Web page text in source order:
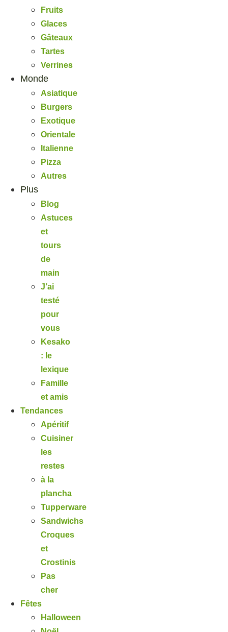
Fruits
Glaces
Gâteaux
Tartes
Verrines
Monde
Asiatique
Burgers
Exotique
Orientale
Italienne
Pizza
Autres
Plus
Blog
Astuces
et
tours
de
main
J’ai
testé
pour
vous
Kesako
: le
lexique
Famille
et amis
Tendances
Apéritif
Cuisiner
les
restes
à la
plancha
Tupperware
Sandwichs
Croques
et
Crostinis
Pas
cher
Fêtes
Halloween